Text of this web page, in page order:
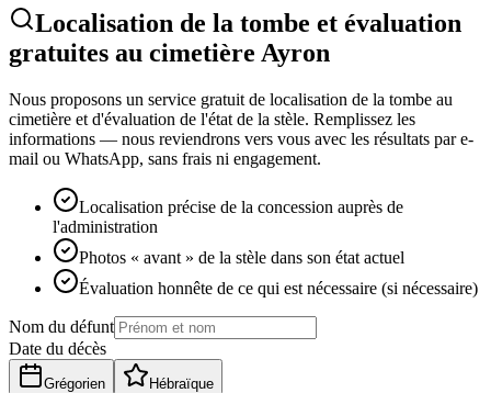
Localisation de la tombe et évaluation
gratuites au cimetière Ayron
Nous proposons un service gratuit de localisation de la tombe au
cimetière et d'évaluation de l'état de la stèle. Remplissez les
informations — nous reviendrons vers vous avec les résultats par e-
mail ou WhatsApp, sans frais ni engagement.
Localisation précise de la concession auprès de
l'administration
Photos « avant » de la stèle dans son état actuel
Évaluation honnête de ce qui est nécessaire (si nécessaire)
Nom du défunt
Date du décès
Grégorien Hébraïque